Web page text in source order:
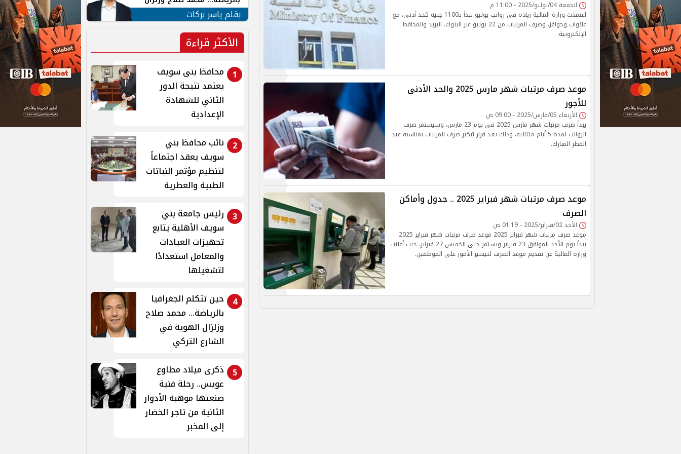
الجمعة 04/يوليو/2025 - 11:00 م
اعتمدت وزارة المالية زيادة في رواتب يوليو تبدأ بـ1100 جنيه كحد أدنى، مع
علاوات وحوافز، وصرف المرتبات من 22 يوليو عبر البنوك، البريد والمحافظ
الإلكترونية.
موعد صرف مرتبات شهر مارس 2025 والحد الأدنى
للأجور
الأربعاء 05/مارس/2025 - 09:00 ص
يبدأ صرف مرتبات شهر مارس 2025 في يوم 23 مارس، وسيستمر صرف
الرواتب لمدة 5 أيام متتالية، وذلك بعد قرار تبكير صرف المرتبات بمناسبة عيد
الفطر المبارك.
موعد صرف مرتبات شهر فبراير 2025 .. جدول وأماكن
الصرف
الأحد 02/فبراير/2025 - 01:19 ص
موعد صرف مرتبات شهر فبراير 2025 موعد صرف مرتبات شهر فبراير 2025
يبدأ يوم الأحد الموافق 23 فبراير ويستمر حتى الخميس 27 فبراير، حيث أعلنت
وزارة المالية عن تقديم موعد الصرف لتيسير الأمور على الموظفين.
الهوية في الشارع التركي
بقلم ياسر بركات
الأكثر قراءة
1
محافظ بنى سويف
يعتمد نتيجة الدور
الثاني للشهادة
الإعدادية
2
نائب محافظ بني
سويف يعقد اجتماعاً
لتنظيم مؤتمر النباتات
الطبية والعطرية
3 رئيس جامعة بني
سويف الأهلية يتابع
تجهيزات العيادات
والمعامل استعدادًا
لتشغيلها
4
حين تتكلم الجغرافيا
بالرياضة... محمد صلاح
وزلزال الهوية في
الشارع التركي
5
ذكرى ميلاد مطاوع
عويس.. رحلة فنية
صنعتها موهبة الأدوار
الثانية من تاجر الخضار
إلى المخبر